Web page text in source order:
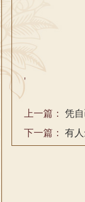
'
上一篇： 凭
下一篇： 有